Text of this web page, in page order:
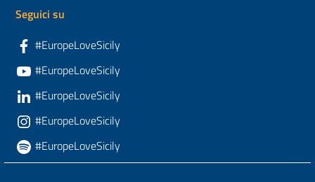
Seguici su
#EuropeLoveSicily
#EuropeLoveSicily
#EuropeLoveSicily
#EuropeLoveSicily
#EuropeLoveSicily